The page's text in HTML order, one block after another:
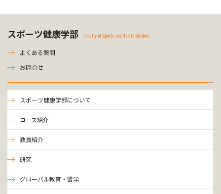
スポーツ健康学部 Faculty of Sports and Health Studies
よくある質問
お問合せ
スポーツ健康学部について
コース紹介
教員紹介
研究
グローバル教育・留学